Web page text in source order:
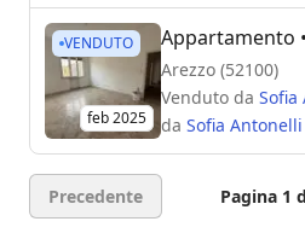
VENDUTO
feb 2025
Appartamento
Arezzo (52100)
Venduto da Sofia
da Sofia Antonelli
Precedente Pagina 1